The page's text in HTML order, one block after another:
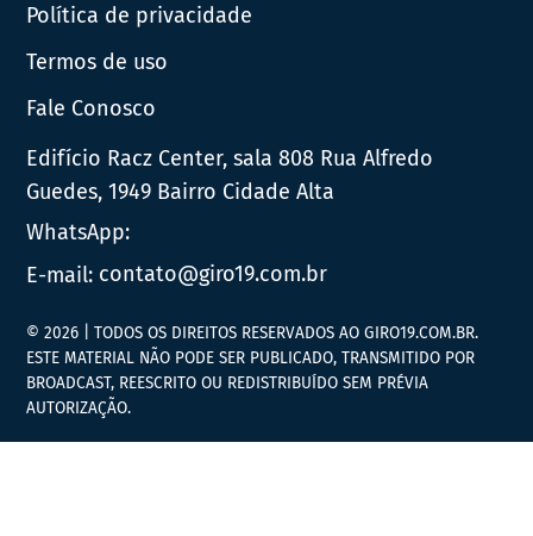
Política de privacidade
Termos de uso
Fale Conosco
Edifício Racz Center, sala 808 Rua Alfredo
Guedes, 1949 Bairro Cidade Alta
WhatsApp:
E-mail: contato@giro19.com.br
© 2026 | TODOS OS DIREITOS RESERVADOS AO GIRO19.COM.BR.
ESTE MATERIAL NÃO PODE SER PUBLICADO, TRANSMITIDO POR
BROADCAST, REESCRITO OU REDISTRIBUÍDO SEM PRÉVIA
AUTORIZAÇÃO.